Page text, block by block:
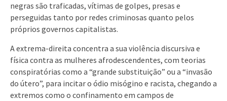
negras são traficadas, vítimas de golpes, presas e
perseguidas tanto por redes criminosas quanto pelos
próprios governos capitalistas.
A extrema-direita concentra a sua violência discursiva e
física contra as mulheres afrodescendentes, com teorias
conspiratórias como a “grande substituição” ou a “invasão
do útero”, para incitar o ódio misógino e racista, chegando a
extremos como o confinamento em campos de